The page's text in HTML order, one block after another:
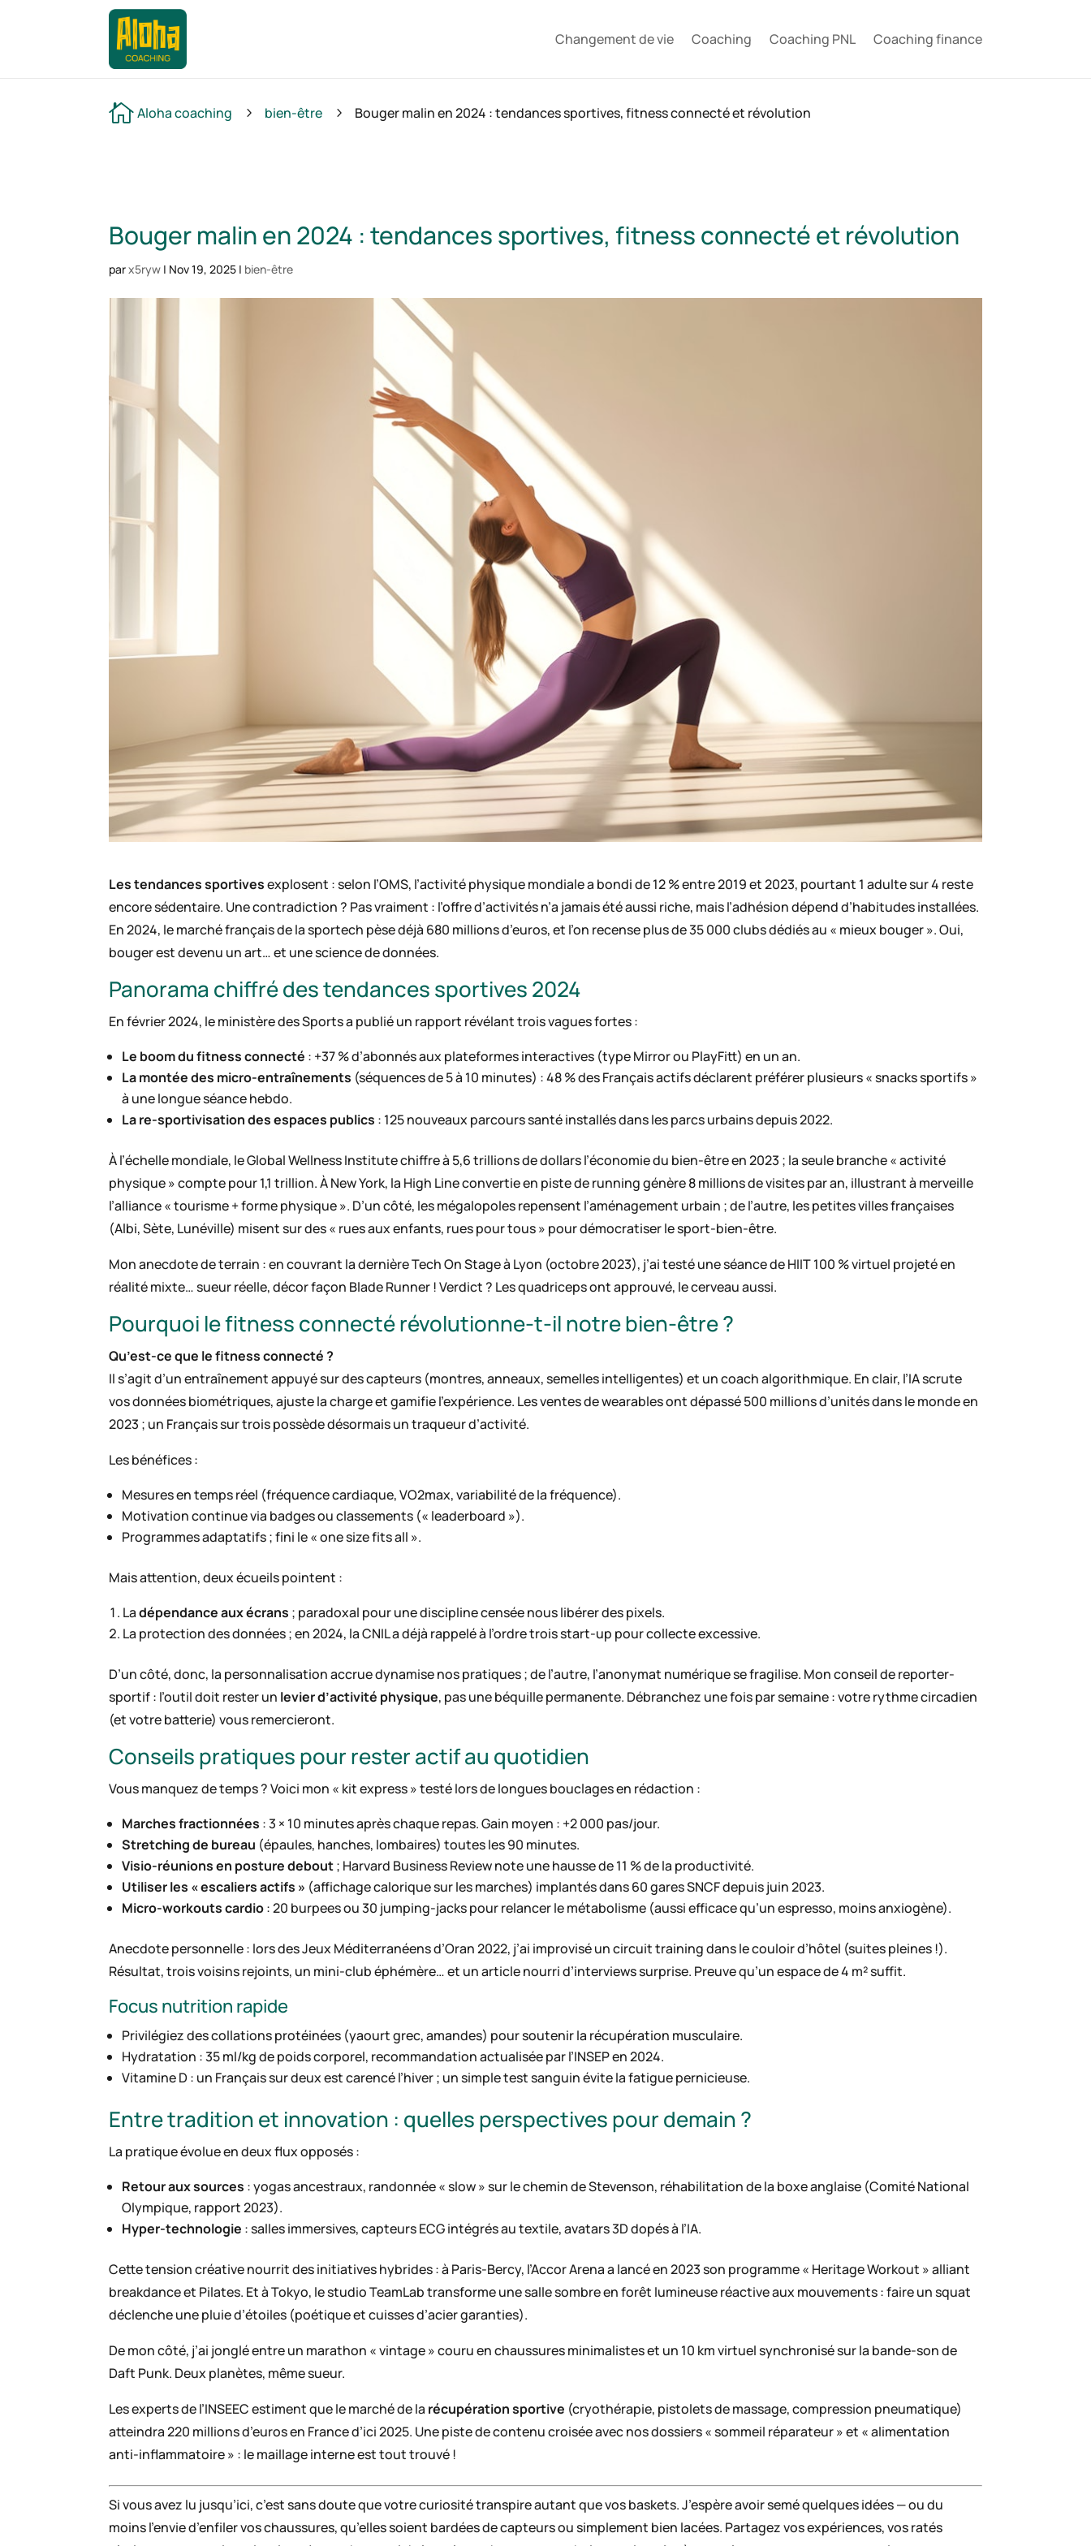
Changement de vie Coaching Coaching PNL Coaching finance
 Aloha coaching 5 bien-être 5 Bouger malin en 2024 : tendances sportives, fitness connecté et révolution
Bouger malin en 2024 : tendances sportives, fitness connecté et révolution
parx5ryw | Nov 19, 2025 | bien-être
Les tendances sportivesexplosent : selon l’OMS, l’activité physique mondiale a bondi de 12 % entre 2019 et 2023, pourtant 1 adulte sur 4 reste
encore sédentaire. Une contradiction ? Pas vraiment : l’offre d’activités n’a jamais été aussi riche, mais l’adhésion dépend d’habitudes installées.
En 2024, le marché français de la sportech pèse déjà 680 millions d’euros, et l’on recense plus de 35 000 clubs dédiés au « mieux bouger ». Oui,
bouger est devenu un art… et une science de données.
Panorama chiffré des tendances sportives 2024
En février 2024, le ministère des Sports a publié un rapport révélant trois vagues fortes :
Le boom du fitness connecté : +37 % d’abonnés aux plateformes interactives (type Mirror ou PlayFitt) en un an.
La montée des micro-entraînements (séquences de 5 à 10 minutes) : 48 % des Français actifs déclarent préférer plusieurs « snacks sportifs »
à une longue séance hebdo.
La re-sportivisation des espaces publics : 125 nouveaux parcours santé installés dans les parcs urbains depuis 2022.
À l’échelle mondiale, le Global Wellness Institute chiffre à 5,6 trillions de dollars l’économie du bien-être en 2023 ; la seule branche « activité
physique » compte pour 1,1 trillion. À New York, la High Line convertie en piste de running génère 8 millions de visites par an, illustrant à merveille
l’alliance « tourisme + forme physique ». D’un côté, les mégalopoles repensent l’aménagement urbain ; de l’autre, les petites villes françaises
(Albi, Sète, Lunéville) misent sur des « rues aux enfants, rues pour tous » pour démocratiser le sport-bien-être.
Mon anecdote de terrain : en couvrant la dernière Tech On Stage à Lyon (octobre 2023), j’ai testé une séance de HIIT 100 % virtuel projeté en
réalité mixte… sueur réelle, décor façon Blade Runner ! Verdict ? Les quadriceps ont approuvé, le cerveau aussi.
Pourquoi le fitness connecté révolutionne-t-il notre bien-être ?
Qu’est-ce que le fitness connecté ?
Il s’agit d’un entraînement appuyé sur des capteurs (montres, anneaux, semelles intelligentes) et un coach algorithmique. En clair, l’IA scrute
vos données biométriques, ajuste la charge et gamifie l’expérience. Les ventes de wearables ont dépassé 500 millions d’unités dans le monde en
2023 ; un Français sur trois possède désormais un traqueur d’activité.
Les bénéfices :
Mesures en temps réel (fréquence cardiaque, VO2max, variabilité de la fréquence).
Motivation continue via badges ou classements (« leaderboard »).
Programmes adaptatifs ; fini le « one size fits all ».
Mais attention, deux écueils pointent :
Ladépendance aux écrans ; paradoxal pour une discipline censée nous libérer des pixels.
La protection des données ; en 2024, la CNIL a déjà rappelé à l’ordre trois start-up pour collecte excessive.
D’un côté, donc, la personnalisation accrue dynamise nos pratiques ; de l’autre, l’anonymat numérique se fragilise. Mon conseil de reporter-
sportif : l’outil doit rester un levier d’activité physique, pas une béquille permanente. Débranchez une fois par semaine : votre rythme circadien
(et votre batterie) vous remercieront.
Conseils pratiques pour rester actif au quotidien
Vous manquez de temps ? Voici mon « kit express » testé lors de longues bouclages en rédaction :
Marches fractionnées : 3 × 10 minutes après chaque repas. Gain moyen : +2 000 pas/jour.
Stretching de bureau (épaules, hanches, lombaires) toutes les 90 minutes.
Visio-réunions en posture debout; Harvard Business Review note une hausse de 11 % de la productivité.
Utiliser les « escaliers actifs » (affichage calorique sur les marches) implantés dans 60 gares SNCF depuis juin 2023.
Micro-workouts cardio: 20 burpees ou 30 jumping-jacks pour relancer le métabolisme (aussi efficace qu’un espresso, moins anxiogène).
Anecdote personnelle : lors des Jeux Méditerranéens d’Oran 2022, j’ai improvisé un circuit training dans le couloir d’hôtel (suites pleines !).
Résultat, trois voisins rejoints, un mini-club éphémère… et un article nourri d’interviews surprise. Preuve qu’un espace de 4 m² suffit.
Focus nutrition rapide
Privilégiez des collations protéinées (yaourt grec, amandes) pour soutenir la récupération musculaire.
Hydratation : 35 ml/kg de poids corporel, recommandation actualisée par l’INSEP en 2024.
Vitamine D : un Français sur deux est carencé l’hiver ; un simple test sanguin évite la fatigue pernicieuse.
Entre tradition et innovation : quelles perspectives pour demain ?
La pratique évolue en deux flux opposés :
Retour aux sources : yogas ancestraux, randonnée « slow » sur le chemin de Stevenson, réhabilitation de la boxe anglaise (Comité National
Olympique, rapport 2023).
Hyper-technologie : salles immersives, capteurs ECG intégrés au textile, avatars 3D dopés à l’IA.
Cette tension créative nourrit des initiatives hybrides : à Paris-Bercy, l’Accor Arena a lancé en 2023 son programme « Heritage Workout » alliant
breakdance et Pilates. Et à Tokyo, le studio TeamLab transforme une salle sombre en forêt lumineuse réactive aux mouvements : faire un squat
déclenche une pluie d’étoiles (poétique et cuisses d’acier garanties).
De mon côté, j’ai jonglé entre un marathon « vintage » couru en chaussures minimalistes et un 10 km virtuel synchronisé sur la bande-son de
Daft Punk. Deux planètes, même sueur.
Les experts de l’INSEEC estiment que le marché de la récupération sportive (cryothérapie, pistolets de massage, compression pneumatique)
atteindra 220 millions d’euros en France d’ici 2025. Une piste de contenu croisée avec nos dossiers « sommeil réparateur » et « alimentation
anti-inflammatoire » : le maillage interne est tout trouvé !
Si vous avez lu jusqu’ici, c’est sans doute que votre curiosité transpire autant que vos baskets. J’espère avoir semé quelques idées — ou du
moins l’envie d’enfiler vos chaussures, qu’elles soient bardées de capteurs ou simplement bien lacées. Partagez vos expériences, vos ratés